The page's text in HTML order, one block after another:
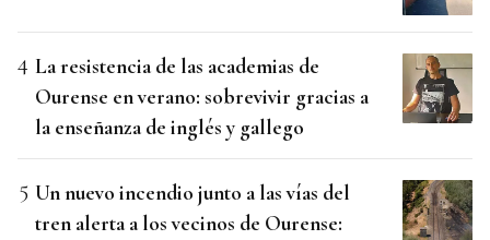
La resistencia de las academias de
Ourense en verano: sobrevivir gracias a
la enseñanza de inglés y gallego
Un nuevo incendio junto a las vías del
tren alerta a los vecinos de Ourense: